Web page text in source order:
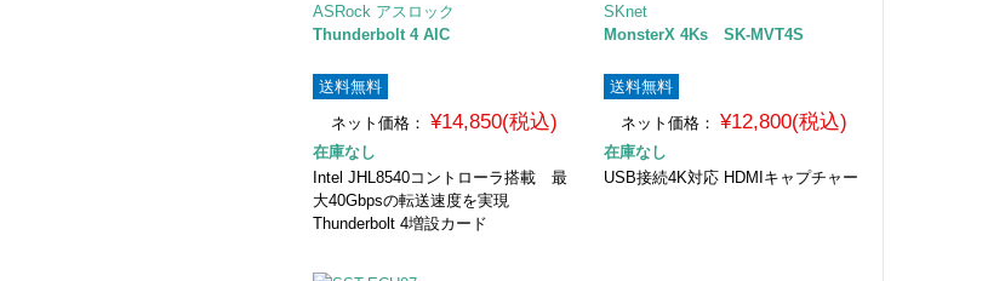
ASRock アスロック
Thunderbolt 4 AIC
送料無料
ネット価格： ¥14,850(税込)
在庫なし
Intel JHL8540コントローラ搭載 最
大40Gbpsの転送速度を実現
Thunderbolt 4増設カード
SKnet
MonsterX 4Ks SK-MVT4S
送料無料
ネット価格： ¥12,800(税込)
在庫なし
USB接続4K対応 HDMIキャプチャー